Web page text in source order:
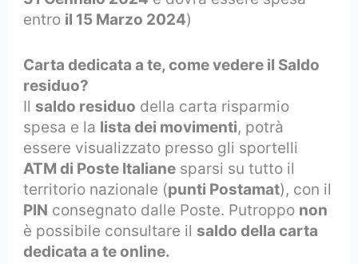
entro il 15 Marzo 2024)
Carta dedicata a te, come vedere il Saldo
residuo?
Il saldo residuo della carta risparmio
spesa e la lista dei movimenti, potrà
essere visualizzato presso gli sportelli
ATM di Poste Italiane sparsi su tutto il
territorio nazionale (punti Postamat), con il
PIN consegnato dalle Poste. Putroppo non
è possibile consultare il saldo della carta
dedicata a te online.